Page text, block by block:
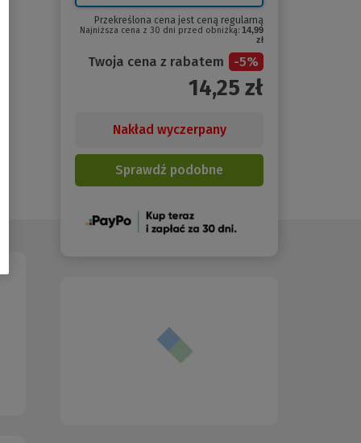
Przekreślona cena jest ceną regularną
Najniższa cena z 30 dni przed obniżką: 14,99
zł
Twoja cena z rabatem -5%
14,25 zł
Nakład wyczerpany
Sprawdź podobne
(Nowe